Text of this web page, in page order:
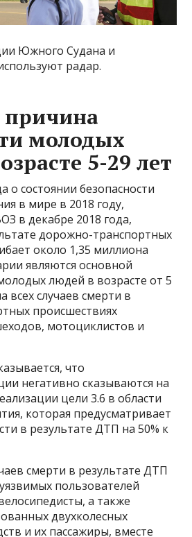
Южного Судана и
радар.
причина
молодых
5-29 лет
состоянии безопасности
в мире в 2018 году,
в декабре 2018 года,
дорожно-транспортных
около 1,35 миллиона
являются основной
людей в возрасте от 5
всех случаев смерти в
происшествиях
мотоциклистов и
что
негативно сказываются на
цели 3.6 в области
которая предусматривает
в результате ДТП на 50% к
смерти в результате ДТП
пользователей
а также
двухколесных
и их пассажиры, вместе